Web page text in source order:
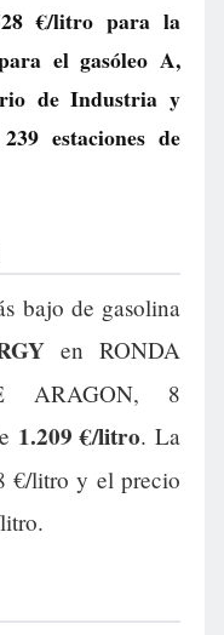
€/litro para la
el gasóleo A,
de Industria y
estaciones de
bajo de gasolina
en RONDA
ARAGON, 8
1.209 €/litro. La
€/litro y el precio